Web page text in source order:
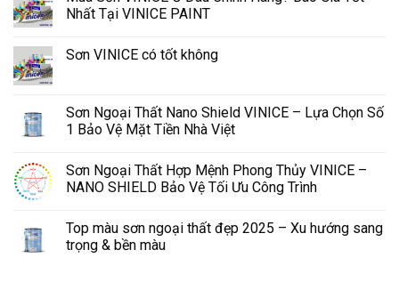
Nhất Tại VINICE PAINT
Sơn VINICE có tốt không
Sơn Ngoại Thất Nano Shield VINICE – Lựa Chọn Số
1 Bảo Vệ Mặt Tiền Nhà Việt
Sơn Ngoại Thất Hợp Mệnh Phong Thủy VINICE –
NANO SHIELD Bảo Vệ Tối Ưu Công Trình
Top màu sơn ngoại thất đẹp 2025 – Xu hướng sang
trọng & bền màu